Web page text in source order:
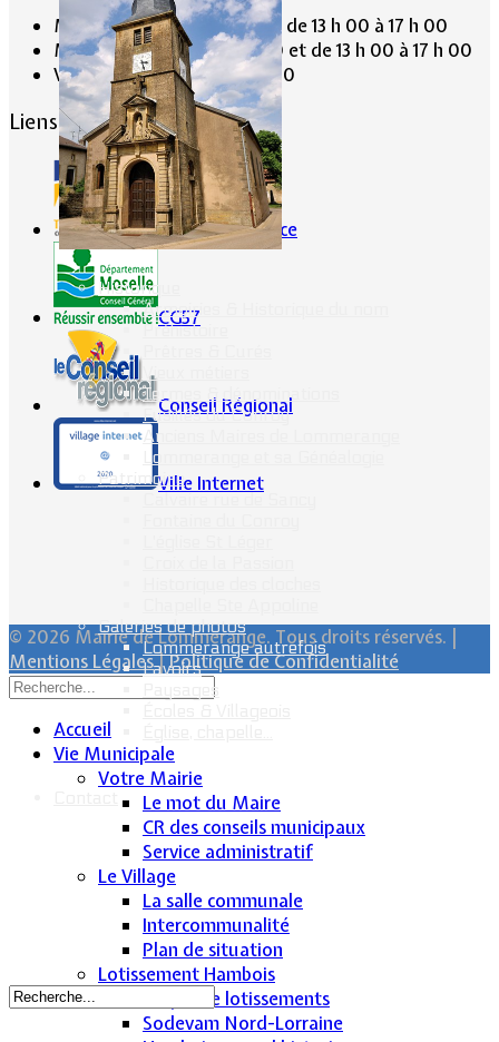
Historique
Armoiries & Historique du nom
Préhistoire
Vieux métiers
Termes & dénominations
Fusillés du Conroy
Anciens Maires de Lommerange
Lommerange et sa Généalogie
Patrimoine
Calvaire rue de Sancy
Galeries de photos
Lommerange autrefois
Lavoirs
Paysages
Mardi de 9 h 30 à 12 h 30 et de 13 h 00 à 17 h 00
Mercredi de 9 h 30 à 12 h 30 et de 13 h 00 à 17 h 00
Vendredi de 13 h 00 à 19 h 00
Liens conseillés
Portes de France
CG57
Conseil Régional
Ville Internet
© 2026 Mairie de Lommerange. Tous droits réservés. |
Mentions Légales|Politique de Confidentialité
Accueil
Vie Municipale
Votre Mairie
Le mot du Maire
CR des conseils municipaux
Service administratif
Le Village
La salle communale
Intercommunalité
Plan de situation
Lotissement Hambois
Projet de lotissements
Sodevam Nord-Lorraine